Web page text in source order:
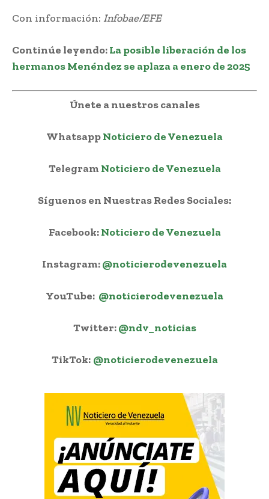
Con información: Infobae/EFE
Continúe leyendo:La posible liberación de los
hermanos Menéndez se aplaza a enero de 2025
Únete a nuestros canales
WhatsappNoticiero de Venezuela
Telegram Noticiero de Venezuela
Síguenos en Nuestras Redes Sociales:
Facebook:Noticiero de Venezuela
Instagram:@noticierodevenezuela
YouTube: @noticierodevenezuela
Twitter:@ndv_noticias
TikTok: @noticierodevenezuela